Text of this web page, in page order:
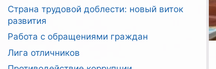
Страна трудовой доблести: новый виток
развития
Работа с обращениями граждан
Лига отличников